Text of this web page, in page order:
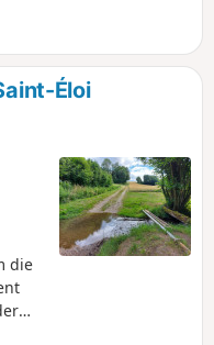
Éloi
die